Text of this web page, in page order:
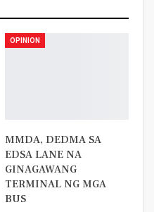
OPINION
MMDA, DEDMA SA
EDSA LANE NA
GINAGAWANG
TERMINAL NG MGA
BUS